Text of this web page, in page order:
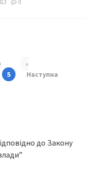
0
«
5 Наступна
до Закону